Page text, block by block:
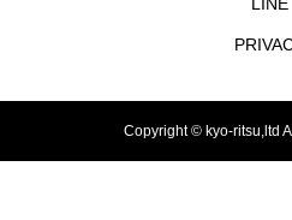
LINE
Copyright © kyo-ritsu,ltd